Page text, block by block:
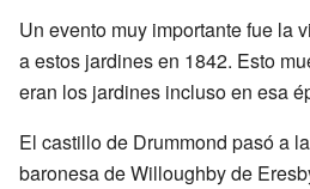
Un evento muy importante fue la
a estos jardines en 1842. Esto
eran los jardines incluso en esa
El castillo de Drummond pasó a
baronesa de Willoughby de